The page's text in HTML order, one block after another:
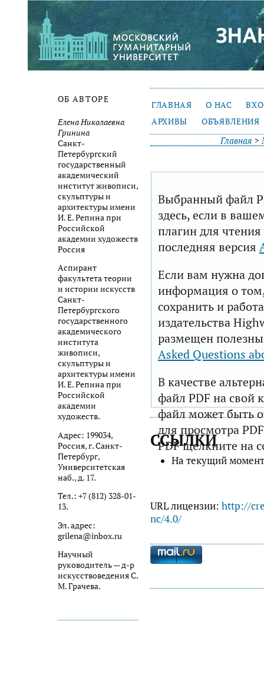
ОБ АВТОРЕ
Елена Николаевна
Гринина
Санкт-
Петербургский
государственный
академический
институт живописи,
скульптуры и
архитектуры имени
И. Е. Репина при
Российской
академии художеств
Россия
Аспирант
факультета теории
и истории искусств
Санкт-
Петербургского
государственного
академического
института
живописи,
скульптуры и
архитектуры имени
И. Е. Репина при
Российской
академии
художеств.
Адрес: 199034,
Россия, г. Санкт-
Петербург,
Университетская
наб., д. 17.
Тел.: +7 (812) 328-01-
13.
Эл. адрес:
grilena@inbox.ru
Научный
руководитель — д-р
искусствоведения С.
М. Грачева.
ГЛАВНАЯ О НАС
АРХИВЫ
ОБЪЯВЛЕНИЯ
Главная >
Выбранный файл
здесь, если в
плагин для
последняя версия
Если вам нужна
информация о том,
сохранить и
издательства
размещен
Asked Questions
В качестве
файл PDF на свой
файл может быть
для просмотра
PDF щелкните на
ССЫЛКИ
На текущий
URL лицензии: http://
nc/4.0/